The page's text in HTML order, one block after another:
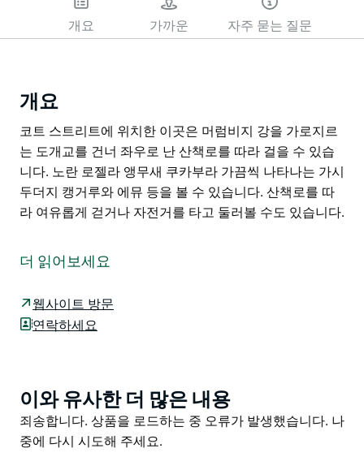
개요 가까운 자주 묻는 질문
개요
코트 스트리트에 위치한 이곳은 머럼비지 강을 가로지르
는 도개교를 건너 좌우로 난 산책로를 따라 걸을 수 있습
니다. 노란 로젤라 앵무새 쿠카부라 가끔씩 나타나는 가시
두더지 캥거루와 에뮤 등을 볼 수 있습니다. 산책로를 따
라 여유롭게 걷거나 자전거를 타고 둘러볼 수도 있습니다.
는 도개교를 건너 좌우로 난 산책로를 따라 걸을 수 있습
노란 로젤라 앵무새 쿠카부라 가끔씩 나타나는 가시두더
지 캥거루와 에뮤 등을 볼 수 있습니다.
더 읽어보세요
웹사이트 방문
연락하세요
Product
List
이와 유사한 더 많은 내용
Product
List
죄송합니다. 상품을 로드하는 중 오류가 발생했습니다. 나
중에 다시 시도해 주세요.